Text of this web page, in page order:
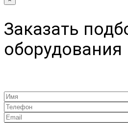
Заказать
оборудования